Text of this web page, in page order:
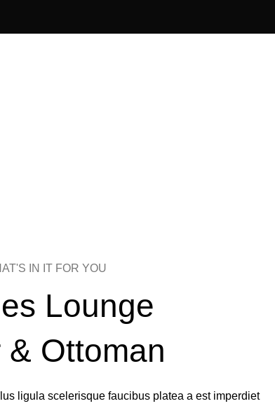
IN IT FOR YOU
Lounge
& Ottoman
ligula scelerisque faucibus platea a est imperdiet